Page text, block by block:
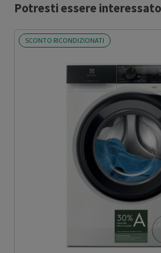
Potresti essere
SCONTO RICONDIZIONATI